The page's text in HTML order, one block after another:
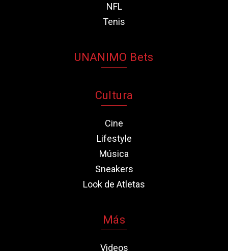
NFL
Tenis
UNANIMO Bets
Cultura
Cine
Lifestyle
Música
Sneakers
Look de Atletas
Más
Videos